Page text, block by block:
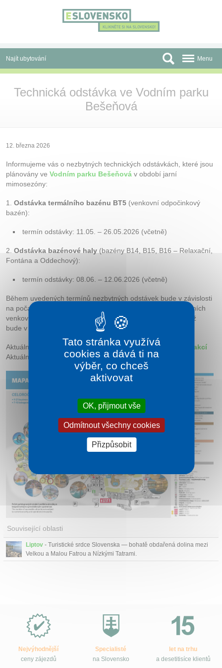
Najít ubytování
Skupiny a konference
Před cestou
Atrakce
O nás
Menu
Technická odstávka ve Vodním parku
Bešeňová
12. března 2026
Informujeme vás o nezbytných technických odstávkách, které jsou
plánovány ve Vodním parku Bešeňová v období jarní
mimosezóny:
1. Odstávka termálního bazénu BT5 (venkovní odpočinkový
bazén):
termín odstávky: 11.05. – 26.05.2026 (včetně)
2. Odstávka bazénové haly (bazény B14, B15, B16 – Relaxační,
Fontána a Oddechový):
termín odstávky: 08.06. – 12.06.2026 (včetně)
Během uvedených termínů nezbytných odstávek bude v závislosti
na počasí jako kompenzace v provozu i část nerezových letních
venkovních bazénů (B11, B12 + TBG, B13). Tobogánová věž
bude v provozu bez omezení od 10:00 hodin.
Aktuální provoz bazénů a atrakcí naleznete zde:Provoz atrakcí
Aktuální omezení a odstávky naleznete zde: Oznámení
Související oblasti
Liptov - Turistické srdce Slovenska — bohatě obdařená dolina mezi
Velkou a Malou Fatrou a Nízkými Tatrami.
Slovensko.cz?
Nejvýhodnější
ceny zájezdů
Specialisté
na Slovensko
let na trhu
a desetitisíce klientů
Tato stránka využívá
cookies a dává ti na
výběr, co chceš
aktivovat
OK, přijmout vše
Odmítnout všechny cookies
Přizpůsobit